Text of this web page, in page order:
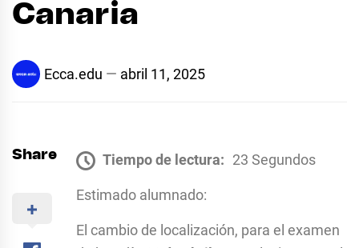
Canaria
Ecca.edu abril 11, 2025
Share Tiempo de lectura: 23 Segundos
Estimado alumnado:
El cambio de localización, para el examen